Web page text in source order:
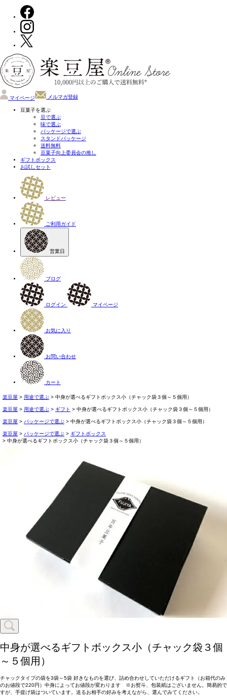
マイページ メルマガ登録
豆菓子を選ぶ
豆で選ぶ
味で選ぶ
パッケージで選ぶ
スタンドパッケージ
送料無料
豆菓子向上委員会の推し
ギフトボックス
お試しセット
レビュー
ご利用ガイド
営業日
ブログ
ログイン マイページ
お気に入り
お問い合わせ
カート
楽豆屋 用途で選ぶ 中身が選べるギフトボックス小（チャック袋３個～５個用）
楽豆屋 用途で選ぶ ギフト 中身が選べるギフトボックス小（チャック袋３個～５個用）
楽豆屋 パッケージで選ぶ 中身が選べるギフトボックス小（チャック袋３個～５個用）
楽豆屋 パッケージで選ぶ
ギフトボックス
中身が選べるギフトボックス小（チャック袋３個～５個用）
中身が選べるギフトボックス小（チャック袋３個
～５個用）
チャックタイプの袋を3袋～5袋 好きなものを選び、詰め合わせしていただけるギフト（お箱代のみ
のお値段で220円）中身によってお値段が変わります ※お熨斗、包装紙はございません。簡易的で
すが、手提げ袋はついています。送るお相手の好みを考えながら、選んでみてください。